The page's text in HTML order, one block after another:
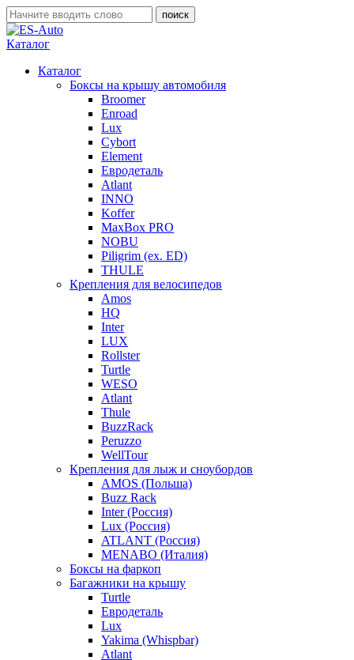
Каталог
Каталог
Боксы на крышу автомобиля
Broomer
Enroad
Lux
Cybort
Element
Евродеталь
Atlant
INNO
Koffer
MaxBox PRO
NOBU
Piligrim (ex. ED)
THULE
Крепления для велосипедов
Amos
HQ
Inter
LUX
Rollster
Turtle
WESO
Atlant
Thule
BuzzRack
Peruzzo
WellTour
Крепления для лыж и сноубордов
AMOS (Польша)
Buzz Rack
Inter (Россия)
Lux (Россия)
ATLANT (Россия)
MENABO (Италия)
Боксы на фаркоп
Багажники на крышу
Turtle
Евродеталь
Lux
Yakima (Whispbar)
Atlant